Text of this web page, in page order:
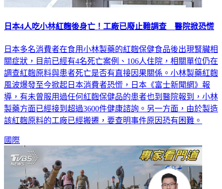
日本4人吃小林紅麴後身亡！工廠已廢止難調查 醫院掀恐慌
日本多名消費者在食用小林製藥的紅麴保健食品後出現腎臟相
關症狀，目前已經有4名死亡案例、106人住院，相關單位仍在
調查紅麴原料與患者死亡是否有直接因果關係。小林製藥紅麴
風波爆發至今掀起日本消費者恐慌，日本《富士新聞網》報
導，有未曾服用過任何紅麴保健品的患者也到醫院報到，小林
製藥方面已經接到超過3600件健康諮詢。另一方面，由於製造
該紅麴原料的工廠已經搬遷，要查明事件原因恐有困難。
國際